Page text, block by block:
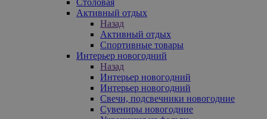
Активный отдых
Назад
Активный отдых
Спортивные товары
Интерьер новогодний
Назад
Интерьер новогодний
Интерьер новогодний
Свечи, подсвечники новогодние
Сувениры новогодние